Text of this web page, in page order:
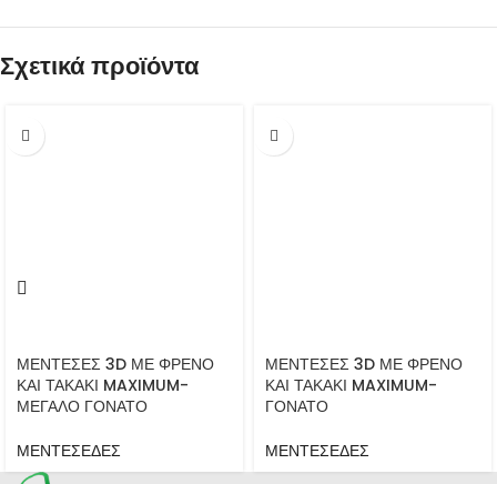
Σχετικά προϊόντα
ΜΕΝΤΕΣΕΣ 3D ΜΕ ΦΡΕΝΟ
ΚΑΙ ΤΑΚΑΚΙ MAXIMUM-
ΜΕΓΑΛΟ ΓΟΝΑΤΟ
ΜΕΝΤΕΣΕΔΕΣ
ΜΕΝΤΕΣΕΣ 3D ΜΕ ΦΡΕΝΟ
ΚΑΙ ΤΑΚΑΚΙ MAXIMUM-
ΓΟΝΑΤΟ
ΜΕΝΤΕΣΕΔΕΣ